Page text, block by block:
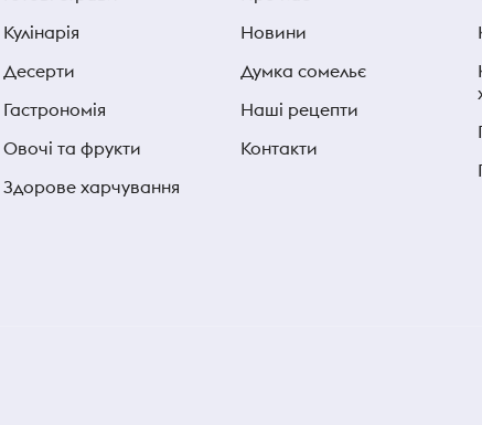
Кулінарія
Десерти
Гастрономія
Овочі та фрукти
Здорове харчування
Новини
Думка сомельє
Наші рецепти
Контакти